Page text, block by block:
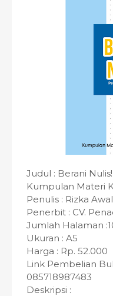
Judul : Berani
Kumpulan Materi
Penulis : Rizka
Penerbit : CV.
Jumlah Halaman
Ukuran : A5
Harga : Rp. 52.000
Link Pembelian
085718987483
Deskripsi :